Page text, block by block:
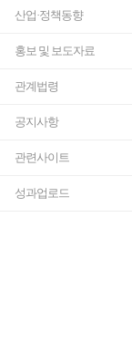
산업·정책동향
홍보 및 보도자료
관계법령
공지사항
관련사이트
성과업로드